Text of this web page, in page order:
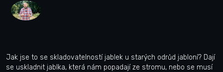
Jak jse to se skladovatelností jablek u starých odrůd jabloní? Dají
se uskladnit jablka, která nám popadají ze stromu, nebo se musí